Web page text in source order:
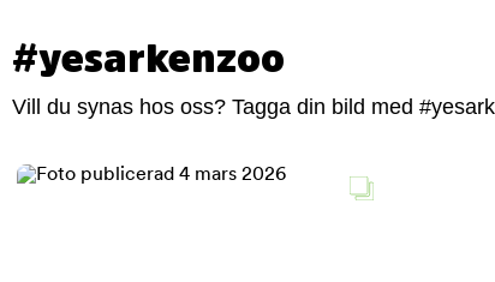
#yesarkenzoo
Vill du synas hos oss? Tagga din bild med